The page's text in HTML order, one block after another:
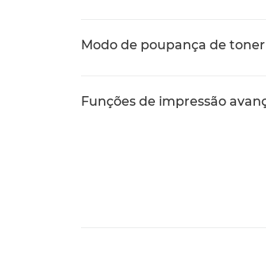
Modo de poupança de toner
Funções de impressão